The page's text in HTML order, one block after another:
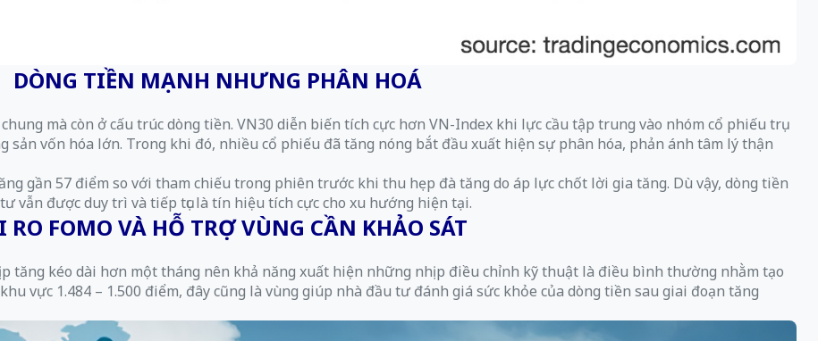
DÒNG TIỀN MẠNH NHƯNG PHÂN HOÁ
mà còn ở cấu trúc dòng tiền. VN30 diễn biến tích cực hơn VN-Index khi lực cầu tập trung vào nhóm cổ phiếu trụ
sản vốn hóa lớn. Trong khi đó, nhiều cổ phiếu đã tăng nóng bắt đầu xuất hiện sự phân hóa, phản ánh tâm lý thận
gần 57 điểm so với tham chiếu trong phiên trước khi thu hẹp đà tăng do áp lực chốt lời gia tăng. Dù vậy, dòng tiền
vẫn được duy trì và tiếp tục là tín hiệu tích cực cho xu hướng hiện tại.
RO FOMO VÀ HỖ TRỢ VÙNG CẦN KHẢO SÁT
tăng kéo dài hơn một tháng nên khả năng xuất hiện những nhịp điều chỉnh kỹ thuật là điều bình thường nhằm tạo
vực 1.484 – 1.500 điểm, đây cũng là vùng giúp nhà đầu tư đánh giá sức khỏe của dòng tiền sau giai đoạn tăng